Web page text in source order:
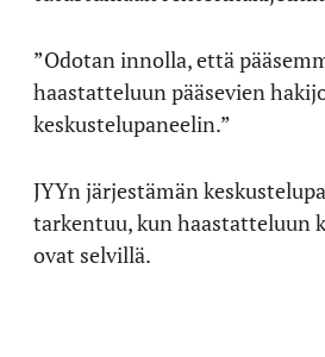
”Odotan innolla, että
haastatteluun pääsevien
keskustelupaneelin.”
JYYn järjestämän
tarkentuu, kun haastatteluun
ovat selvillä.